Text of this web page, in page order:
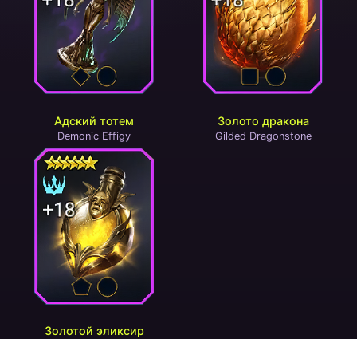
Адский тотем
Demonic Effigy
Золото дракона
Gilded Dragonstone
Золотой эликсир